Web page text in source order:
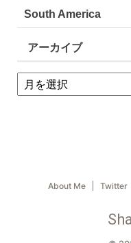
South America
アーカイブ
About Me Twitter